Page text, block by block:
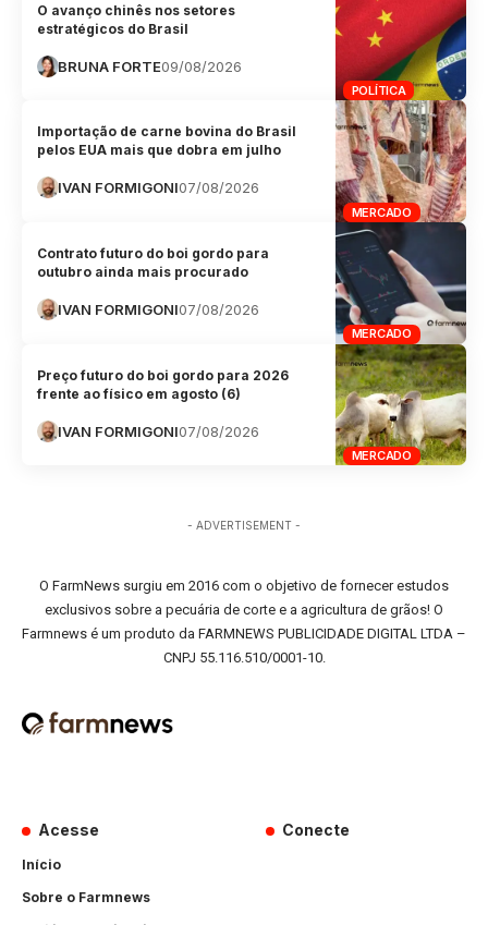
POLÍTICA
O avanço chinês nos setores
estratégicos do Brasil
BRUNA FORTE09/08/2026
MERCADO
Importação de carne bovina do Brasil
pelos EUA mais que dobra em julho
IVAN FORMIGONI07/08/2026
MERCADO
Contrato futuro do boi gordo para
outubro ainda mais procurado
IVAN FORMIGONI07/08/2026
MERCADO
Preço futuro do boi gordo para 2026
frente ao físico em agosto (6)
IVAN FORMIGONI07/08/2026
- ADVERTISEMENT -
O FarmNews surgiu em 2016 com o objetivo de fornecer estudos
exclusivos sobre a pecuária de corte e a agricultura de grãos! O
Farmnews é um produto da FARMNEWS PUBLICIDADE DIGITAL LTDA –
CNPJ 55.116.510/0001-10.
Acesse
Início
Sobre o Farmnews
Conecte